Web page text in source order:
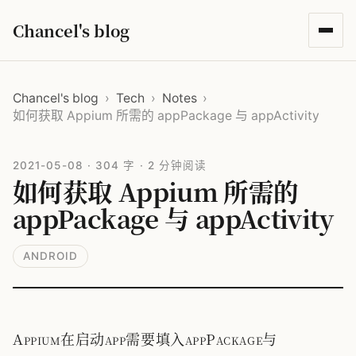
Chancel's blog
Chancel's blog › Tech › Notes ›
如何获取 Appium 所需的 appPackage 与 appActivity
2021-05-08 · 304 字 · 2 分钟阅读
如何获取 Appium 所需的
appPackage 与 appActivity
ANDROID
Appium在启动app需要填入appPackage与